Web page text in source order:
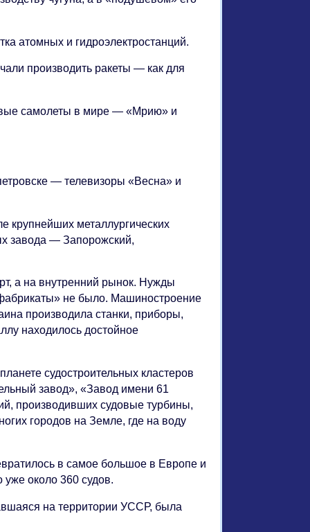
атомных и гидроэлектростанций.
производить ракеты — как для
самолеты в мире — «Мрию» и
— телевизоры «Весна» и
крупнейших металлургических
завода — Запорожский,
а на внутренний рынок. Нужды
не было. Машиностроение
производила станки, приборы,
находилось достойное
судостроительных кластеров
завод», «Завод имени 61
производивших судовые турбины,
городов на Земле, где на воду
в самое большое в Европе и
около 360 судов.
на территории УССР, была